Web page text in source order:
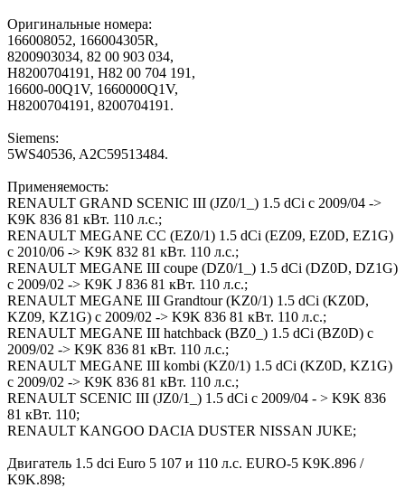
Оригинальные номера:
166008052, 166004305R,
8200903034, 82 00 903 034,
H8200704191, H82 00 704 191,
16600-00Q1V, 1660000Q1V,
H8200704191, 8200704191.
Siemens:
5WS40536, A2C59513484.
Применяемость:
RENAULT GRAND SCENIC III (JZ0/1_) 1.5 dCi с 2009/04 ->
K9K 836 81 кВт. 110 л.с.;
RENAULT MEGANE CC (EZ0/1) 1.5 dCi (EZ09, EZ0D, EZ1G)
с 2010/06 -> K9K 832 81 кВт. 110 л.с.;
RENAULT MEGANE III coupe (DZ0/1_) 1.5 dCi (DZ0D, DZ1G)
с 2009/02 -> K9K J 836 81 кВт. 110 л.с.;
RENAULT MEGANE III Grandtour (KZ0/1) 1.5 dCi (KZ0D,
KZ09, KZ1G) с 2009/02 -> K9K 836 81 кВт. 110 л.с.;
RENAULT MEGANE III hatchback (BZ0_) 1.5 dCi (BZ0D) с
2009/02 -> K9K 836 81 кВт. 110 л.с.;
RENAULT MEGANE III kombi (KZ0/1) 1.5 dCi (KZ0D, KZ1G)
с 2009/02 -> K9K 836 81 кВт. 110 л.с.;
RENAULT SCENIC III (JZ0/1_) 1.5 dCi с 2009/04 - > K9K 836
81 кВт. 110;
RENAULT KANGOO DACIA DUSTER NISSAN JUKE;
Двигатель 1.5 dci Euro 5 107 и 110 л.с. EURO-5 K9K.896 /
K9K.898;